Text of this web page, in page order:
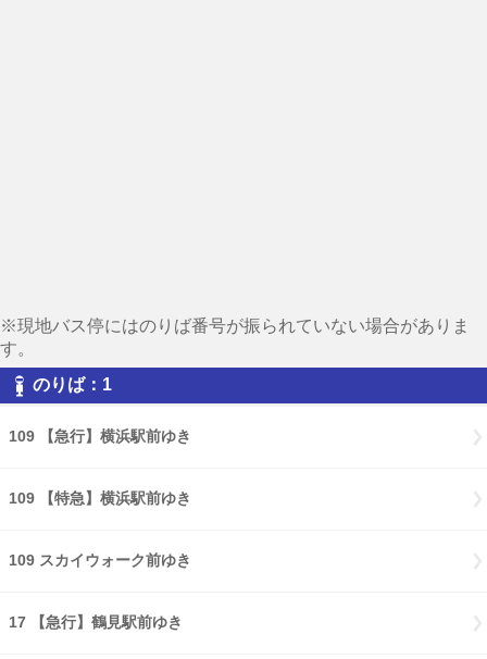
※現地バス停にはのりば番号が振られていない場合がありま
す。
のりば：1
109 【急行】横浜駅前ゆき
109 【特急】横浜駅前ゆき
109 スカイウォーク前ゆき
17 【急行】鶴見駅前ゆき